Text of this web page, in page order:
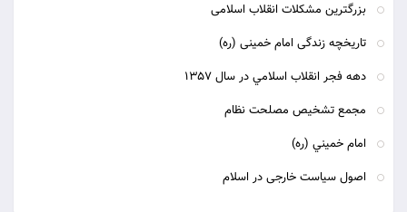
بزرگترین مشکلات انقلاب اسلامی
تاریخچه زندگی امام خمینی (ره)
دهه فجر انقلاب اسلامي در سال 1357
مجمع تشخيص مصلحت نظام
امام خميني (ره)
اصول سیاست خارجی در اسلام